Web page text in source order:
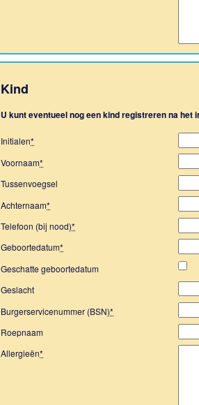
Kind
U kunt eventueel nog een kind registreren na het
Initialen*
Voornaam*
Tussenvoegsel
Achternaam*
Telefoon (bij nood)*
Geboortedatum*
Geschatte geboortedatum
Geslacht
Burgerservicenummer (BSN)*
Roepnaam
Allergieën*